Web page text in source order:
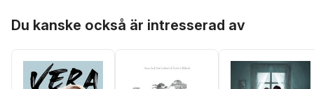
Du kanske också är intresserad av